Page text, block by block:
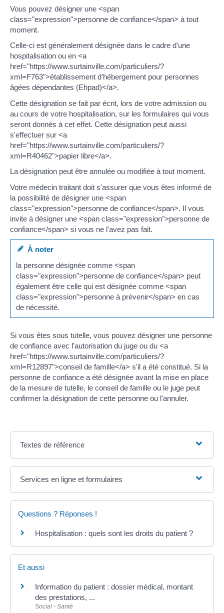
Vous pouvez désigner une <span
class="expression">personne de confiance</span> à tout
moment.
Celle-ci est généralement désignée dans le cadre d'une
hospitalisation ou en <a
href="https://www.surtainville.com/particuliers/?
xml=F763">établissement d'hébergement pour personnes
âgées dépendantes (Ehpad)</a>.
Cette désignation se fait par écrit, lors de votre admission ou
au cours de votre hospitalisation, sur les formulaires qui vous
seront donnés à cet effet. Cette désignation peut aussi
s'effectuer sur <a
href="https://www.surtainville.com/particuliers/?
xml=R40462">papier libre</a>.
La désignation peut être annulée ou modifiée à tout moment.
Votre médecin traitant doit s'assurer que vous êtes informé de
la possibilité de désigner une <span
class="expression">personne de confiance</span>. Il vous
invite à désigner une <span class="expression">personne de
confiance</span> si vous ne l'avez pas fait.
À noter
la personne désignée comme <span
class="expression">personne de confiance</span> peut
également être celle qui est désignée comme <span
class="expression">personne à prévenir</span> en cas
de nécessité.
Si vous êtes sous tutelle, vous pouvez désigner une personne
de confiance avec l'autorisation du juge ou du <a
href="https://www.surtainville.com/particuliers/?
xml=R12897">conseil de famille</a> s'il a été constitué. Si la
personne de confiance a été désignée avant la mise en place
de la mesure de tutelle, le conseil de famille ou le juge peut
confirmer la désignation de cette personne ou l'annuler.
Textes de référence
Services en ligne et formulaires
Questions ? Réponses !
Hospitalisation : quels sont les droits du patient ?
Et aussi
Information du patient : dossier médical, montant
des prestations, ...
Social - Santé